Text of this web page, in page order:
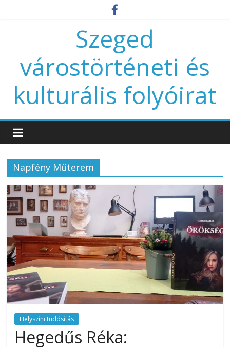
Szeged
várostörténeti és
kulturális folyóirat
Napfény Műterem
Helyszíni tudósítás
Hegedűs Réka: